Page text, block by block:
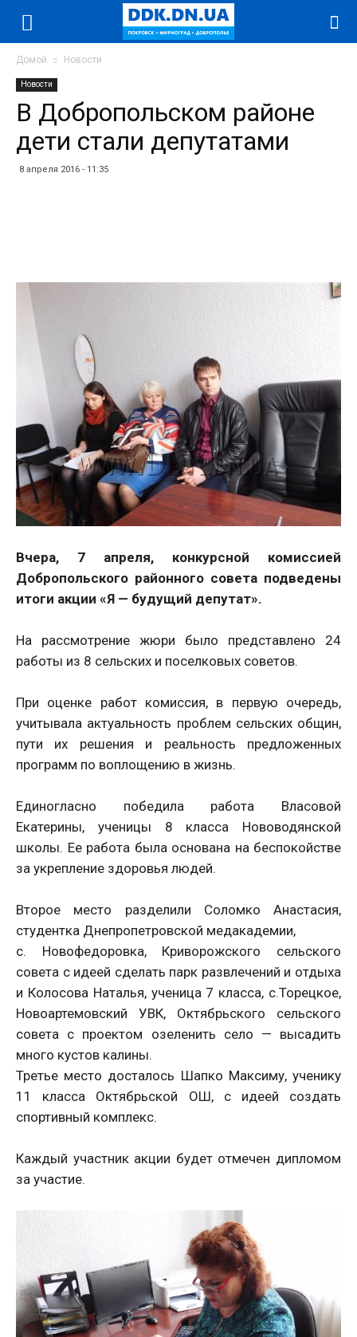
Домой Новости
Новости
В Добропольском районе
дети стали депутатами
8 апреля 2016 - 11:35
Вчера, 7 апреля, конкурсной комиссией
Добропольского районного совета подведены
итоги акции «Я — будущий депутат».
На рассмотрение жюри было представлено 24
работы из 8 сельских и поселковых советов.
При оценке работ комиссия, в первую очередь,
учитывала актуальность проблем сельских общин,
пути их решения и реальность предложенных
программ по воплощению в жизнь.
Единогласно победила работа Власовой
Екатерины, ученицы 8 класса Нововодянской
школы. Ее работа была основана на беспокойстве
за укрепление здоровья людей.
Второе место разделили Соломко Анастасия,
студентка Днепропетровской медакадемии,
с. Новофедоровка, Криворожского сельского
совета с идеей сделать парк развлечений и отдыха
и Колосова Наталья, ученица 7 класса, с.Торецкое,
Новоартемовский УВК, Октябрьского сельского
совета с проектом озеленить село — высадить
много кустов калины.
Третье место досталось Шапко Максиму, ученику
11 класса Октябрьской ОШ, с идеей создать
спортивный комплекс.
Каждый участник акции будет отмечен дипломом
за участие.